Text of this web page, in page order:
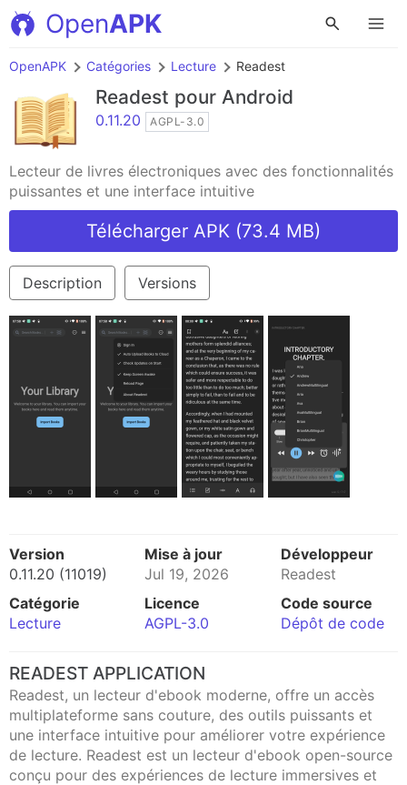
OpenAPK
OpenAPK Catégories Lecture Readest
Readest pour Android
0.11.20 AGPL-3.0
Lecteur de livres électroniques avec des fonctionnalités
puissantes et une interface intuitive
Télécharger APK (73.4 MB)
Description Versions
Version
0.11.20 (11019)
Mise à jour
Jul 19, 2026
Développeur
Readest
Catégorie
Lecture
Licence
AGPL-3.0
Code source
Dépôt de code
READEST APPLICATION
Readest, un lecteur d'ebook moderne, offre un accès
multiplateforme sans couture, des outils puissants et
une interface intuitive pour améliorer votre expérience
de lecture. Readest est un lecteur d'ebook open-source
conçu pour des expériences de lecture immersives et